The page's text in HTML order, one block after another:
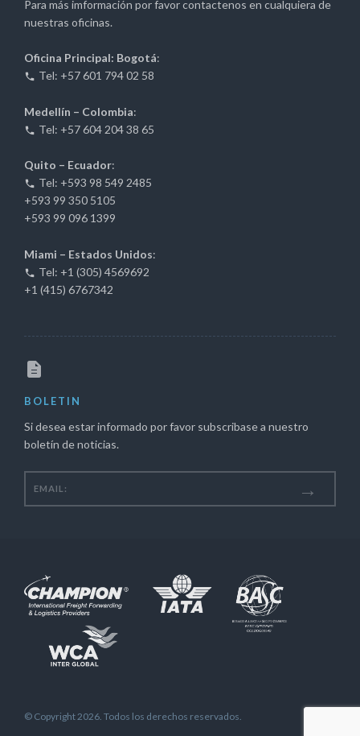
Para más imformación por favor contactenos en cualquiera de
nuestras oficinas.
Oficina Principal: Bogotá:
Tel: +57 601 794 02 58
Medellín – Colombia:
Tel: +57 604 204 38 65
Quito – Ecuador:
Tel: +593 98 549 2485
+593 99 350 5105
+593 99 096 1399
Miami – Estados Unidos:
Tel: +1 (305) 4569692
+1 (415) 6767342
BOLETIN
Si desea estar informado por favor subscribase a nuestro
boletín de noticias.
© Copyright 2026. Todos los derechos reservados.